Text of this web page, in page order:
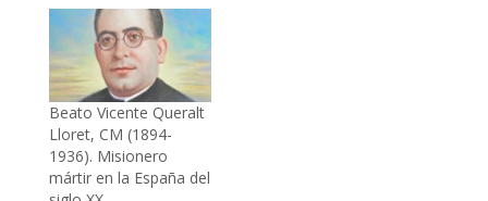
Beato Vicente Queralt
Lloret, CM (1894-
1936). Misionero
mártir en la España del